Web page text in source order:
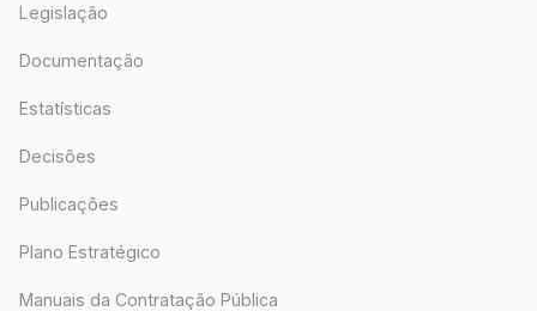
Legislação
Documentação
Estatísticas
Decisões
Publicações
Plano Estratégico
Manuais da Contratação Pública